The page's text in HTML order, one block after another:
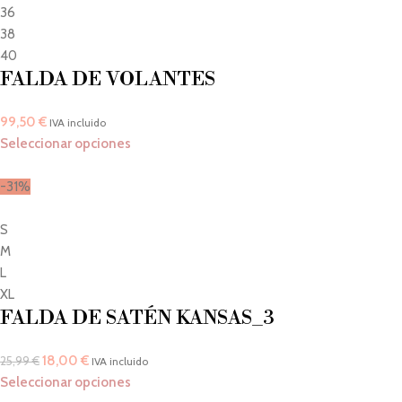
36
38
40
FALDA DE VOLANTES
99,50 € IVA incluido
Seleccionar opciones
-31%
S
M
L
XL
FALDA DE SATÉN KANSAS_3
25,99€18,00 € IVA incluido
Seleccionar opciones